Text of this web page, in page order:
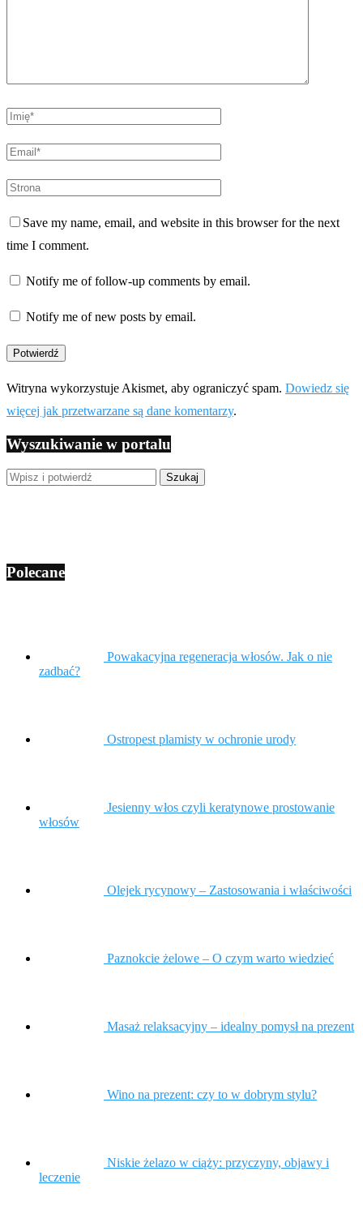
Save my name, email, and website in this browser for the next
time I comment.
Notify me of follow-up comments by email.
Notify me of new posts by email.
Witryna wykorzystuje Akismet, aby ograniczyć spam. Dowiedz się
więcej jak przetwarzane są dane komentarzy.
Wyszukiwanie w portalu
Polecane
Powakacyjna regeneracja włosów. Jak o nie
zadbać?
Ostropest plamisty w ochronie urody
Jesienny włos czyli keratynowe prostowanie
włosów
Olejek rycynowy – Zastosowania i właściwości
Paznokcie żelowe – O czym warto wiedzieć
Masaż relaksacyjny – idealny pomysł na prezent
Wino na prezent: czy to w dobrym stylu?
Niskie żelazo w ciąży: przyczyny, objawy i
leczenie